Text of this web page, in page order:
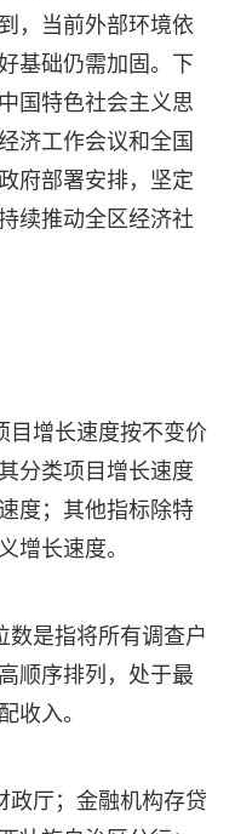
，当前外部环境依
基础仍需加固。下
国特色社会主义思
济工作会议和全国
府部署安排，坚定
续推动全区经济社
目增长速度按不变价
分类项目增长速度
度；其他指标除特
增长速度。
数是指将所有调查户
顺序排列，处于最
收入。
政厅；金融机构存贷